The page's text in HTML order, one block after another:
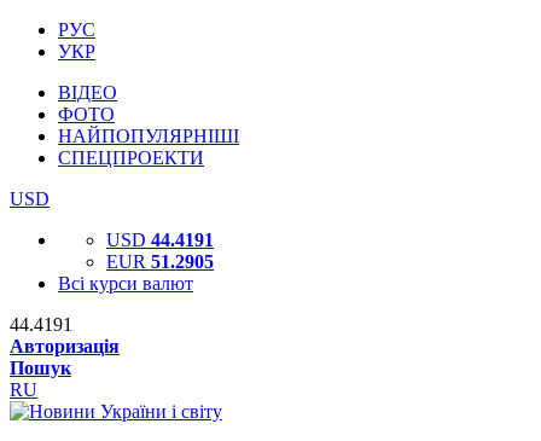
РУС
УКР
ВІДЕО
ФОТО
НАЙПОПУЛЯРНІШІ
СПЕЦПРОЕКТИ
USD
USD 44.4191
EUR 51.2905
Всі курси валют
44.4191
Авторизація
Пошук
RU